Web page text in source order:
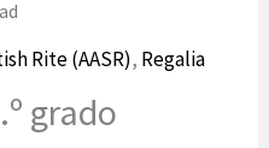
Rite (AASR), Regalia
grado